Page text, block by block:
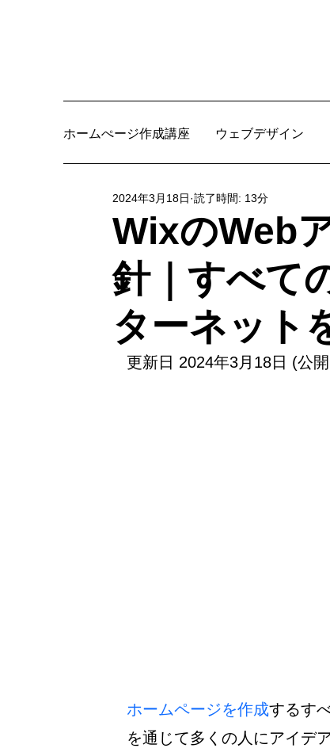
ホームぺージ作成講座 ウェブデザイン
WixのWeb
針｜すべて
ターネット
2024年3月18日 読了時間: 13分
更新日 2024年3月18日 (公
ホームページを作成するす
を通じて多くの人にアイデ